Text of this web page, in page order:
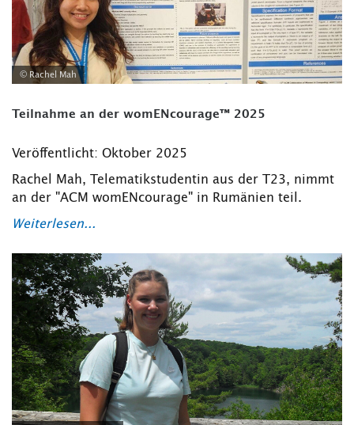
© Rachel Mah
Teilnahme an der womENcourage™ 2025
Veröffentlicht: Oktober 2025
Rachel Mah, Telematikstudentin aus der T23, nimmt
an der "ACM womENcourage" in Rumänien teil.
Weiterlesen...